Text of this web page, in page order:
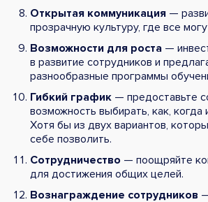
Открытая коммуникация —
прозрачную культуру, где все
Возможности для роста —
в развитие сотрудников и
разнообразные программы
Гибкий график — предоставьте
возможность выбирать, как, когда
Хотя бы из двух вариантов,
себе позволить.
Сотрудничество — поощряйте
для достижения общих целей.
Вознаграждение сотрудников